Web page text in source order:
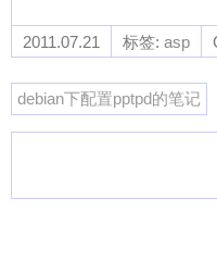
2011.07.21 标签: asp
debian下配置pptpd的笔记